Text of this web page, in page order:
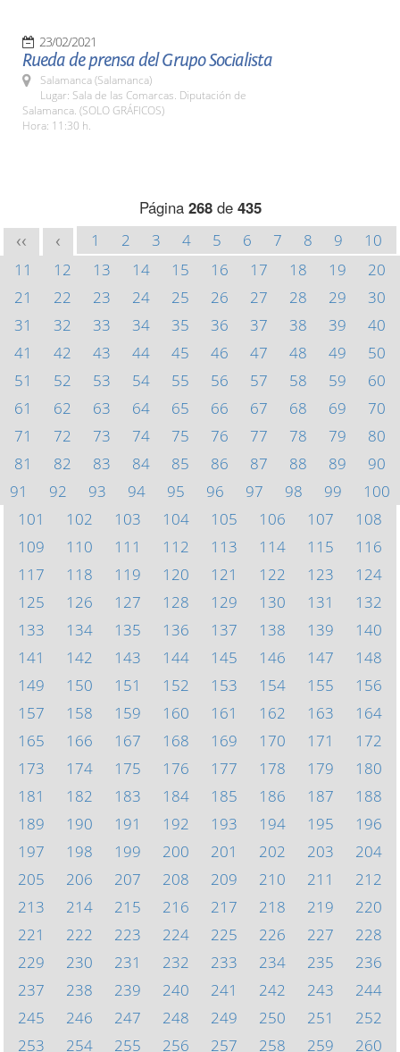
23/02/2021
Rueda de prensa del Grupo Socialista
Salamanca (Salamanca)
Lugar: Sala de las Comarcas. Diputación de
Salamanca. (SOLO GRÁFICOS)
Hora: 11:30 h.
Página 268de 435
<< < 1 2 3 4 5 6 7 8 9
10
11
12 13 14 15 16 17 18 19
20
21
22 23 24 25 26 27 28 29
30
31
32 33 34 35 36 37 38 39
40
41
42 43 44 45 46 47 48 49
50
51
52 53 54 55 56 57 58 59
60
61
62 63 64 65 66 67 68 69
70
71
72 73 74 75 76 77 78 79
80
81
82 83 84 85 86 87 88 89
90
91
92 93 94 95 96 97 98 99
100
101
102 103 104 105 106 107
108
109
110 111 112 113 114 115
116
117
118 119 120 121 122 123
124
125
126 127 128 129 130 131
132
133
134 135 136 137 138 139
140
141
142 143 144 145 146 147
148
149
150 151 152 153 154 155
156
157
158 159 160 161 162 163
164
165
166 167 168 169 170 171
172
173
174 175 176 177 178 179
180
181
182 183 184 185 186 187
188
189
190 191 192 193 194 195
196
197
198 199 200 201 202 203
204
205
206 207 208 209 210 211
212
213
214 215 216 217 218 219
220
221
222 223 224 225 226 227
228
229
230 231 232 233 234 235
236
237
238 239 240 241 242 243
244
245
246 247 248 249 250 251
252
253
254 255 256 257 258 259
260